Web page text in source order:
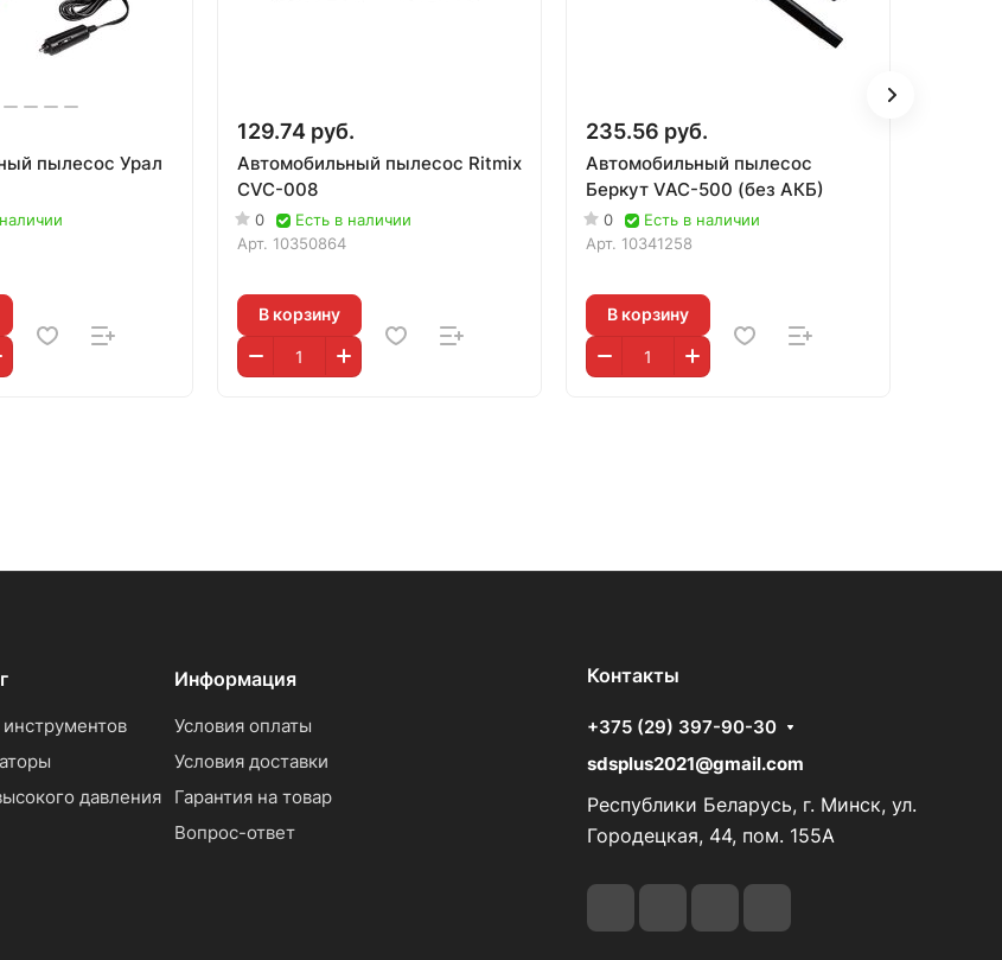
пылесос Урал
129.74 руб.
Автомобильный пылесос Ritmix
CVC-008
0
Есть в наличии
Арт. 10350864
В корзину
235.56 руб.
Автомобильный пылесос
Беркут VAC-500 (без АКБ)
0
Есть в наличии
Арт. 10341258
В корзину
давления
Информация
Условия оплаты
Условия доставки
Гарантия на товар
Вопрос-ответ
Контакты
+375 (29) 397-90-30
sdsplus2021@gmail.com
Республики Беларусь, г. Минск, ул.
Городецкая, 44, пом. 155А